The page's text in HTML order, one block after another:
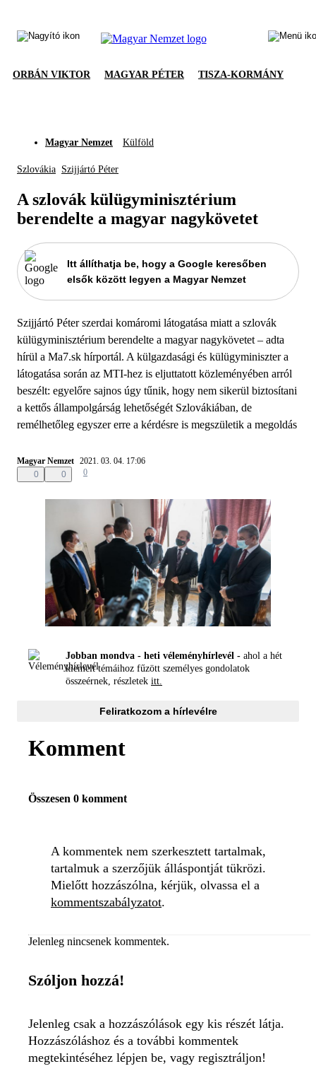
ORBÁN VIKTOR MAGYAR PÉTER TISZA-KORMÁNY
Magyar Nemzet Külföld
Szlovákia Szijjártó Péter
A szlovák külügyminisztérium
berendelte a magyar nagykövetet
Itt állíthatja be, hogy a Google keresőben
elsők között legyen a Magyar Nemzet
Szijjártó Péter szerdai komáromi látogatása miatt a szlovák
külügyminisztérium berendelte a magyar nagykövetet – adta
hírül a Ma7.sk hírportál. A külgazdasági és külügyminiszter a
látogatása során az MTI-hez is eljuttatott közleményében arról
beszélt: egyelőre sajnos úgy tűnik, hogy nem sikerül biztosítani
a kettős állampolgárság lehetőségét Szlovákiában, de
remélhetőleg egyszer erre a kérdésre is megszületik a megoldás
Magyar Nemzet 2021. 03. 04. 17:06
0
0 0
Jobban mondva - heti véleményhírlevél - ahol a hét
kiemelt témáihoz fűzött személyes gondolatok
összeérnek, részletek itt.
Feliratkozom a hírlevélre
Komment
Összesen 0 komment
A kommentek nem szerkesztett tartalmak,
tartalmuk a szerzőjük álláspontját tükrözi.
Mielőtt hozzászólna, kérjük, olvassa el a
kommentszabályzatot.
Jelenleg nincsenek kommentek.
Szóljon hozzá!
Jelenleg csak a hozzászólások egy kis részét látja.
Hozzászóláshoz és a további kommentek
megtekintéséhez lépjen be, vagy regisztráljon!